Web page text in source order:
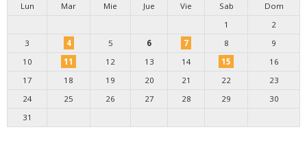
Lun
Mar Mie Jue Vie Sab
Dom
1
2
3
4 5 6 7 8
9
10
11 12 13 14 15
16
17
18 19 20 21 22
23
24
25 26 27 28 29
30
31